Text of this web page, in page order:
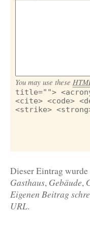
You may use these
title="">
<cite> <code>
<strike>
Dieser Eintrag
Gasthaus, Gebäude,
Eigenen Beitrag
URL.